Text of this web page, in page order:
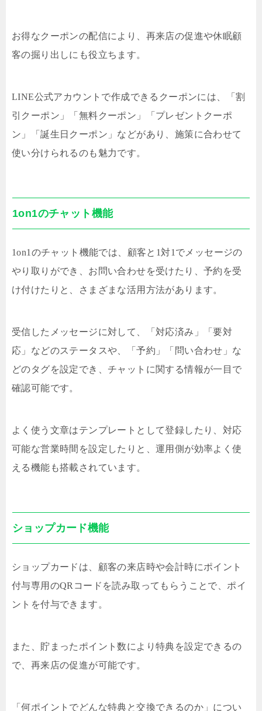
お得なクーポンの配信により、再来店の促進や休眠顧
客の掘り出しにも役立ちます。
LINE公式アカウントで作成できるクーポンには、「割
引クーポン」「無料クーポン」「プレゼントクーポ
ン」「誕生日クーポン」などがあり、施策に合わせて
使い分けられるのも魅力です。
1on1のチャット機能
1on1のチャット機能では、顧客と1対1でメッセージの
やり取りができ、お問い合わせを受けたり、予約を受
け付けたりと、さまざまな活用方法があります。
受信したメッセージに対して、「対応済み」「要対
応」などのステータスや、「予約」「問い合わせ」な
どのタグを設定でき、チャットに関する情報が一目で
確認可能です。
よく使う文章はテンプレートとして登録したり、対応
可能な営業時間を設定したりと、運用側が効率よく使
える機能も搭載されています。
ショップカード機能
ショップカードは、顧客の来店時や会計時にポイント
付与専用のQRコードを読み取ってもらうことで、ポイ
ントを付与できます。
また、貯まったポイント数により特典を設定できるの
で、再来店の促進が可能です。
「何ポイントでどんな特典と交換できるのか」につい